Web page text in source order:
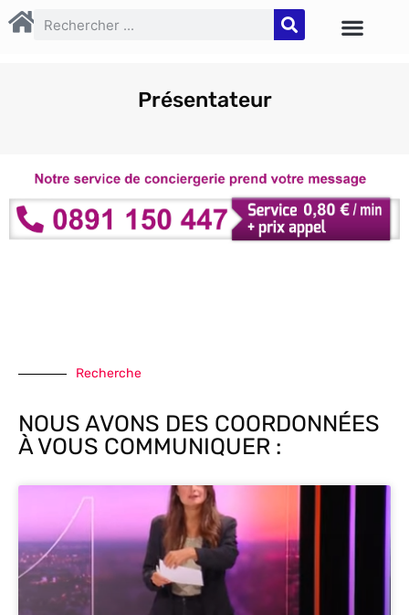
Présentateur
Recherche
NOUS AVONS DES COORDONNÉES
À VOUS COMMUNIQUER :